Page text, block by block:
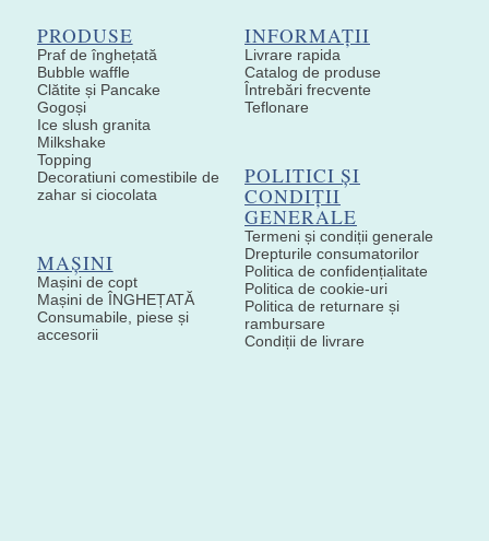
PRODUSE
Praf de înghețată
Bubble waffle
Clătite și Pancake
Gogoși
Ice slush granita
Milkshake
Topping
Decoratiuni comestibile de
zahar si ciocolata
MAȘINI
Mașini de copt
Mașini de ÎNGHEȚATĂ
Consumabile, piese și
accesorii
INFORMAȚII
Livrare rapida
Catalog de produse
Întrebări frecvente
Teflonare
POLITICI ȘI
CONDIȚII
GENERALE
Termeni și condiții generale
Drepturile consumatorilor
Politica de confidențialitate
Politica de cookie-uri
Politica de returnare și
rambursare
Condiții de livrare